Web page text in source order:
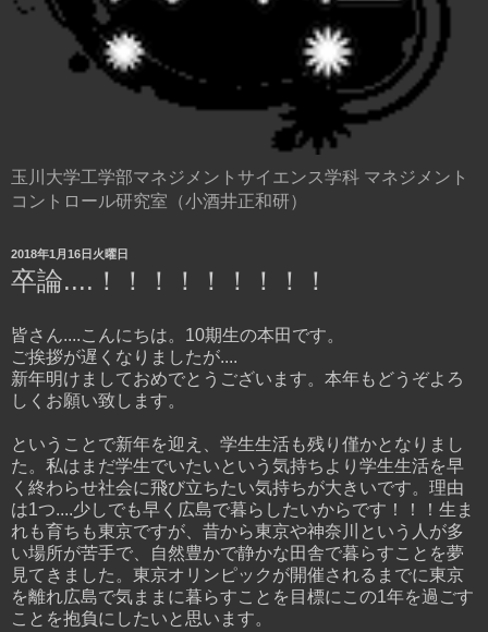
玉川大学工学部マネジメントサイエンス学科 マネジメント
コントロール研究室（小酒井正和研）
2018年1月16日火曜日
卒論....！！！！！！！！！
皆さん....こんにちは。10期生の本田です。
ご挨拶が遅くなりましたが....
新年明けましておめでとうございます。本年もどうぞよろ
しくお願い致します。
ということで新年を迎え、学生生活も残り僅かとなりまし
た。私はまだ学生でいたいという気持ちより学生生活を早
く終わらせ社会に飛び立ちたい気持ちが大きいです。理由
は1つ....少しでも早く広島で暮らしたいからです！！！生ま
れも育ちも東京ですが、昔から東京や神奈川という人が多
い場所が苦手で、自然豊かで静かな田舎で暮らすことを夢
見てきました。東京オリンピックが開催されるまでに東京
を離れ広島で気ままに暮らすことを目標にこの1年を過ごす
ことを抱負にしたいと思います。